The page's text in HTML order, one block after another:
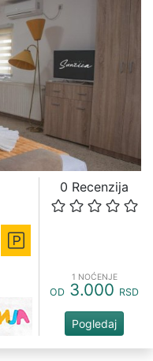
0 Recenzija
1 NOĆENJE
OD 3.000 RSD
Pogledaj